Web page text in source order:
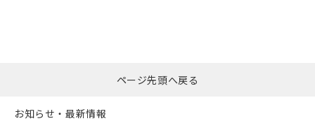
ページ先頭へ戻る
お知らせ・最新情報